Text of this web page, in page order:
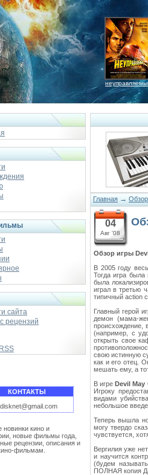
сайта
рецензий
RSS
КОНТАКТЫ
новинки кино и
новые фильмы года,
рецензии, описания и
фильмам.
Главная →
04
Авг '08
Обзор игры
В 2005 году
Тогда игра
была
играл в третью
типичный action
Главный герой
демон (мама-
происхождение,
(например, с
открыть свое
свою истинную
как и его отец.
мешать ему, а
В игреDevil May
Игроку
видами
небольшое
Теперь вышла
могу твердо
чувствуется,
Вергилия уже
и научится
(будем
ПОЛНАЯ копия